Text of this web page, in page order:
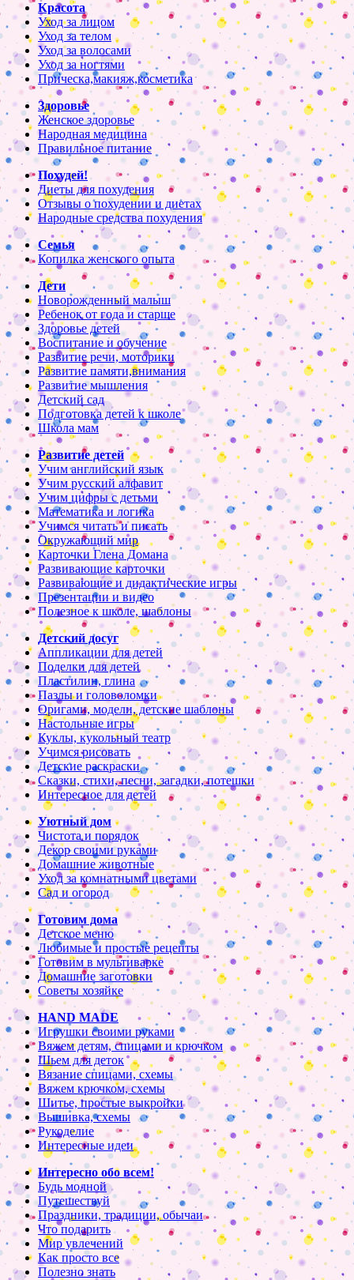
Красота
Уход за лицом
Уход за телом
Уход за волосами
Уход за ногтями
Прическа,макияж,косметика
Здоровье
Женское здоровье
Народная медицина
Правильное питание
Похудей!
Диеты для похудения
Отзывы о похудении и диетах
Народные средства похудения
Семья
Копилка женского опыта
Дети
Новорожденный малыш
Ребенок от года и старше
Здоровье детей
Воспитание и обучение
Развитие речи, моторики
Развитие памяти,внимания
Развитие мышления
Детский сад
Подготовка детей к школе
Школа мам
Развитие детей
Учим английский язык
Учим русский алфавит
Учим цифры с детьми
Математика и логика
Учимся читать и писать
Окружающий мир
Карточки Глена Домана
Развивающие карточки
Развивающие и дидактические игры
Презентации и видео
Полезное к школе, шаблоны
Детский досуг
Аппликации для детей
Поделки для детей
Пластилин, глина
Пазлы и головоломки
Оригами, модели, детские шаблоны
Настольные игры
Куклы, кукольный театр
Учимся рисовать
Детские раскраски
Сказки, стихи, песни, загадки, потешки
Интересное для детей
Уютный дом
Чистота и порядок
Декор своими руками
Домашние животные
Уход за комнатными цветами
Сад и огород
Готовим дома
Детское меню
Любимые и простые рецепты
Готовим в мультиварке
Домашние заготовки
Советы хозяйке
HAND MADE
Игрушки своими руками
Вяжем детям, спицами и крючком
Шьем для деток
Вязание спицами, схемы
Вяжем крючком, схемы
Шитье, простые выкройки
Вышивка, схемы
Рукоделие
Интересные идеи
Интересно обо всем!
Будь модной
Путешествуй
Праздники, традиции, обычаи
Что подарить
Мир увлечений
Как просто все
Полезно знать